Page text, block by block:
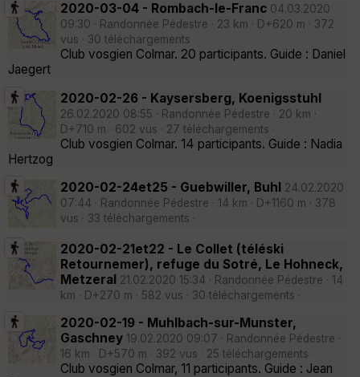
2020-03-04 - Rombach-le-Franc 04.03.2020
09:30 · Randonnée Pédestre · 23 km · D+620 m · 372
vus · 30 téléchargements ·
Club vosgien Colmar. 20 participants. Guide : Daniel
Jaegert
2020-02-26 - Kaysersberg, Koenigsstuhl
26.02.2020 08:55 · Randonnée Pédestre · 20 km ·
D+710 m · 602 vus · 27 téléchargements ·
Club vosgien Colmar. 14 participants. Guide : Nadia
Hertzog
2020-02-24et25 - Guebwiller, Buhl
24.02.2020
07:44 · Randonnée Pédestre · 14 km · D+1160 m · 378
vus · 33 téléchargements ·
2020-02-21et22 - Le Collet (téléski
Retournemer), refuge du Sotré, Le Hohneck,
Metzeral 21.02.2020 15:34 · Randonnée Pédestre · 14
km · D+270 m · 582 vus · 30 téléchargements ·
2020-02-19 - Muhlbach-sur-Munster,
Gaschney 19.02.2020 09:07 · Randonnée Pédestre ·
16 km · D+570 m · 392 vus · 25 téléchargements ·
Club vosgien Colmar, 11 participants. Guide : Jean